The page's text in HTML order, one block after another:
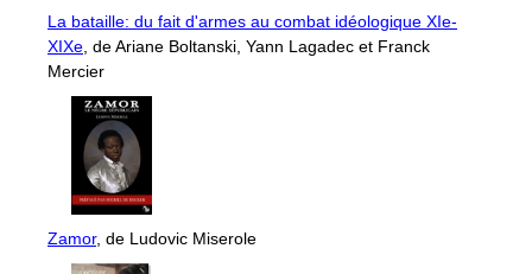
La bataille: du fait d'armes au combat idéologique XIe-
XIXe , de Ariane Boltanski, Yann Lagadec et Franck
Mercier
Zamor, de Ludovic Miserole